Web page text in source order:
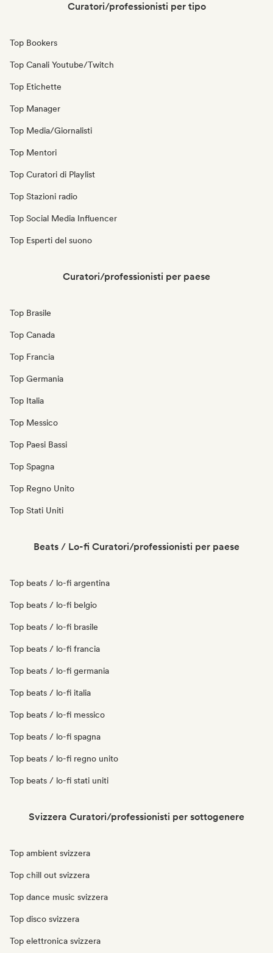
Curatori/professionisti per tipo
Top Bookers
Top Canali Youtube/Twitch
Top Etichette
Top Manager
Top Media/Giornalisti
Top Mentori
Top Curatori di Playlist
Top Stazioni radio
Top Social Media Influencer
Top Esperti del suono
Curatori/professionisti per paese
Top Brasile
Top Canada
Top Francia
Top Germania
Top Italia
Top Messico
Top Paesi Bassi
Top Spagna
Top Regno Unito
Top Stati Uniti
Beats / Lo-fi Curatori/professionisti per paese
Top beats / lo-fi argentina
Top beats / lo-fi belgio
Top beats / lo-fi brasile
Top beats / lo-fi francia
Top beats / lo-fi germania
Top beats / lo-fi italia
Top beats / lo-fi messico
Top beats / lo-fi spagna
Top beats / lo-fi regno unito
Top beats / lo-fi stati uniti
Svizzera Curatori/professionisti per sottogenere
Top ambient svizzera
Top chill out svizzera
Top dance music svizzera
Top disco svizzera
Top elettronica svizzera